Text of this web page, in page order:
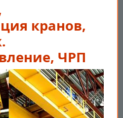
кранов,
ЧРП